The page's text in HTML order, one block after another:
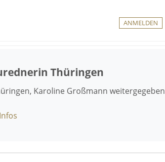
ANMELDEN
Thüringen
Karoline Großmann weitergegeben